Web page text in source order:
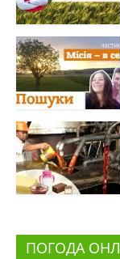
ПОГОДА